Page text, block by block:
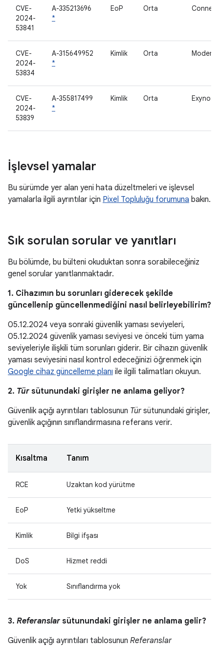
CVE-
2024-
53841
A-335213696
*
EoP Orta
CVE-
2024-
53834
A-315649952
*
Kimlik Orta Modem
CVE-
2024-
53839
A-355817499
*
Kimlik Orta Exynos
İşlevsel yamalar
Bu sürümde yer alan yeni hata düzeltmeleri ve işlevsel
yamalarla ilgili ayrıntılar için Pixel Topluluğu forumuna bakın.
Sık sorulan sorular ve yanıtları
Bu bölümde, bu bülteni okuduktan sonra sorabileceğiniz
genel sorular yanıtlanmaktadır.
1. Cihazımın bu sorunları giderecek şekilde
güncellenip güncellenmediğini nasıl belirleyebilirim?
05.12.2024 veya sonraki güvenlik yaması seviyeleri,
05.12.2024 güvenlik yaması seviyesi ve önceki tüm yama
seviyeleriyle ilişkili tüm sorunları giderir. Bir cihazın güvenlik
yaması seviyesini nasıl kontrol edeceğinizi öğrenmek için
Google cihaz güncelleme planı ile ilgili talimatları okuyun.
2. Tür sütunundaki girişler ne anlama geliyor?
Güvenlik açığı ayrıntıları tablosunun Türsütunundaki girişler,
güvenlik açığının sınıflandırmasına referans verir.
Kısaltma Tanım
RCE Uzaktan kod yürütme
EoP Yetki yükseltme
Kimlik Bilgi ifşası
DoS Hizmet reddi
Yok Sınıflandırma yok
3. Referanslar sütunundaki girişler ne anlama gelir?
Güvenlik açığı ayrıntıları tablosunun Referanslar